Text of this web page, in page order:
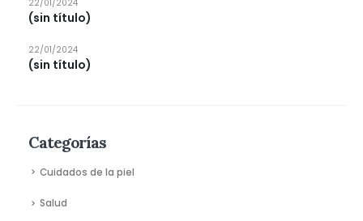
(sin título)
22/01/2024
(sin título)
22/01/2024
Categorías
Cuidados de la piel
Salud